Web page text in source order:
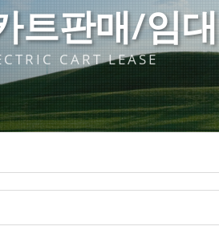
트판매/임대
CART LEASE